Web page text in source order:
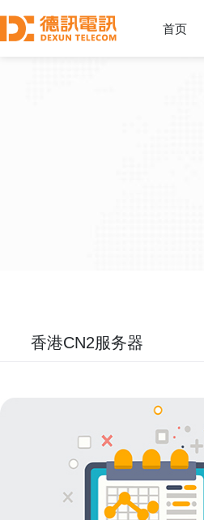
首页
香港CN2服务器